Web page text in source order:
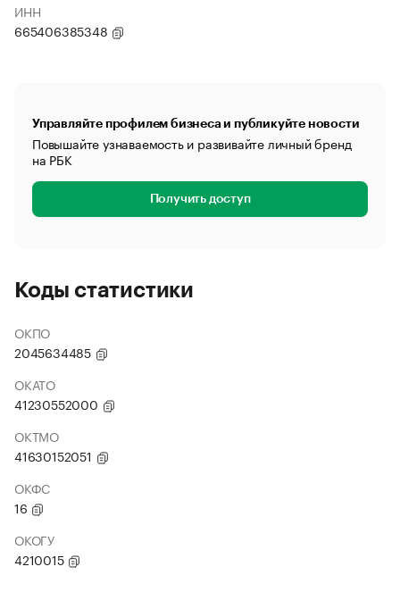
ИНН
665406385348
Управляйте профилем бизнеса и публикуйте новости
Повышайте узнаваемость и развивайте личный бренд
на РБК
Получить доступ
Коды статистики
ОКПО
2045634485
ОКАТО
41230552000
ОКТМО
41630152051
ОКФС
16
ОКОГУ
4210015